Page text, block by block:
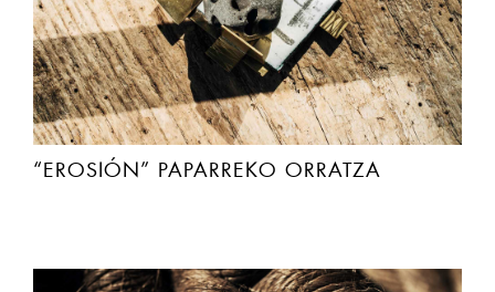
“EROSIÓN” PAPARREKO ORRATZA